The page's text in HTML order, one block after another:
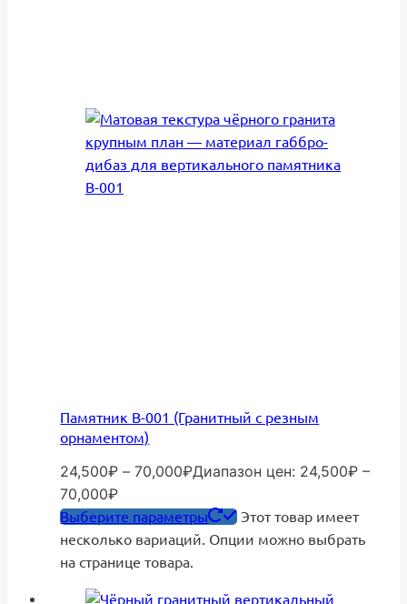
Памятник В-001 (Гранитный с резным
орнаментом)
24,500₽ – 70,000₽Диапазон цен: 24,500₽ –
70,000₽
Выберите параметры
Этот товар имеет
несколько вариаций. Опции можно выбрать
на странице товара.